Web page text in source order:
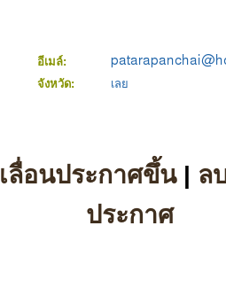
อีเมล์:
จังหวัด: เลย
เลื่อนประกาศขึ้น| ล
ประกาศ